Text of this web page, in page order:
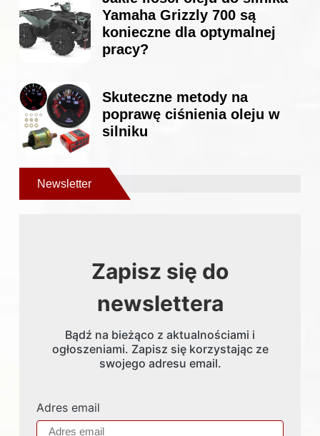
Yamaha Grizzly 700 są
konieczne dla optymalnej
pracy?
Skuteczne metody na
poprawę ciśnienia oleju w
silniku
Newsletter
Zapisz się do
newslettera
Bądź na bieżąco z aktualnościami i
ogłoszeniami. Zapisz się korzystając ze
swojego adresu email.
Adres email